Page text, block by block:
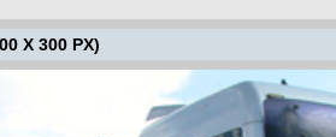
X 300 PX)